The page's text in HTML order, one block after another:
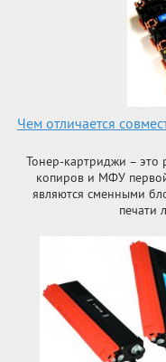
Чем отличается
Тонер-картриджи – это
копиров и МФУ
являются сменными
печати